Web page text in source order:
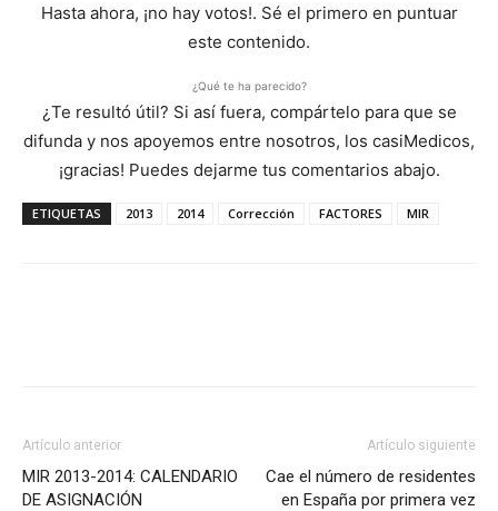
Hasta ahora, ¡no hay votos!. Sé el primero en puntuar
este contenido.
¿Qué te ha parecido?
¿Te resultó útil? Si así fuera, compártelo para que se
difunda y nos apoyemos entre nosotros, los casiMedicos,
¡gracias! Puedes dejarme tus comentarios abajo.
ETIQUETAS 2013 2014 Corrección FACTORES MIR
Artículo anterior
MIR 2013-2014: CALENDARIO
DE ASIGNACIÓN
Artículo siguiente
Cae el número de residentes
en España por primera vez